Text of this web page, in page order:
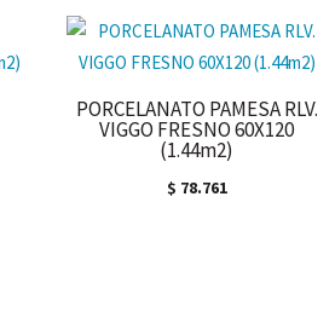
PORCELANATO PAMESA RLV.
VIGGO FRESNO 60X120
(1.44m2)
$ 78.761